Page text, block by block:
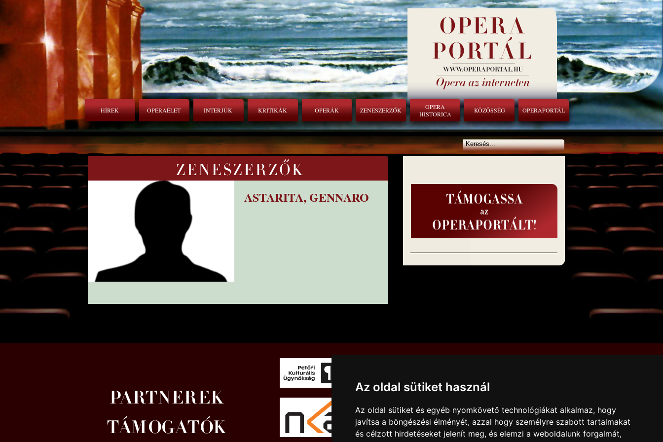
Az oldal sütiket használ
Az oldal sütiket és egyéb nyomkövető technológiákat alkalmaz, hogy
javítsa a böngészési élményét, azzal hogy személyre szabott tartalmakat
és célzott hirdetéseket jelenít meg, és elemzi a weboldalunk forgalmát,
HÍREK OPERAÉLET INTERJÚK KRITIKÁK OPERÁK ZENESZERZŐK
OPERA
HISTORICA
KÖZÖSSÉG OPERAPORTÁL
ASTARITA, GENNARO
KARCMÉDIA